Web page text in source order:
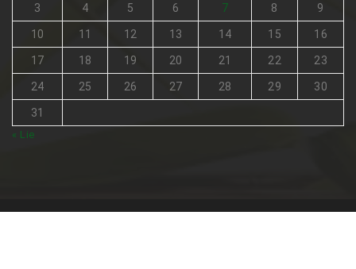
3 4 5 6 7 8 9
10 11 12 13 14 15 16
17 18 19 20 21 22 23
24 25 26 27 28 29 30
31
« Lie